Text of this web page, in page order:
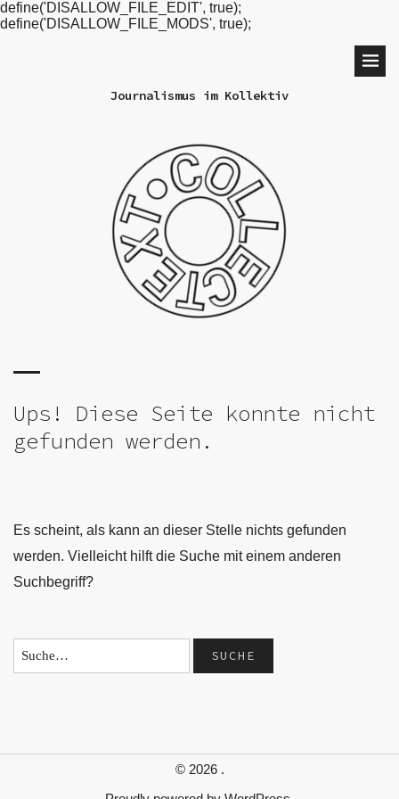
define('DISALLOW_FILE_EDIT', true);
define('DISALLOW_FILE_MODS', true);
Journalismus im Kollektiv
Ups! Diese Seite konnte nicht
gefunden werden.
Es scheint, als kann an dieser Stelle nichts gefunden
werden. Vielleicht hilft die Suche mit einem anderen
Suchbegriff?
© 2026 .